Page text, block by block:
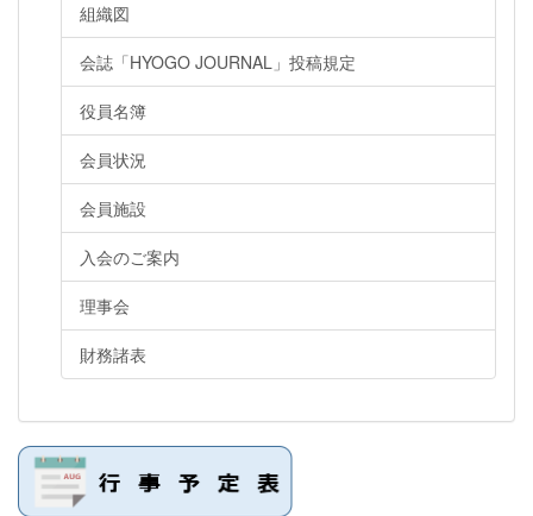
組織図
会誌「HYOGO JOURNAL」投稿規定
役員名簿
会員状況
会員施設
入会のご案内
理事会
財務諸表